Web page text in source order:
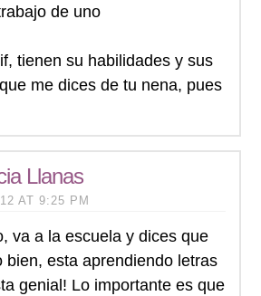
de uno
tienen su habilidades y sus
me dices de tu nena, pues
Llanas
AT 9:25 PM
va a la escuela y dices que
bien, esta aprendiendo letras
genial! Lo importante es que